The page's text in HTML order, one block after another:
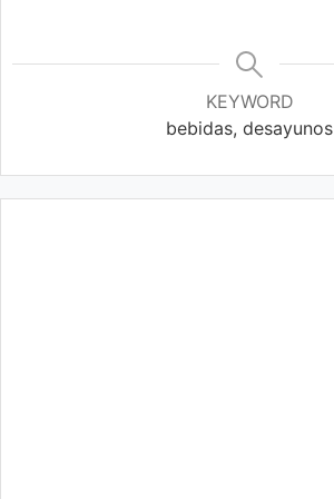
KEYWORD
bebidas, desayunos